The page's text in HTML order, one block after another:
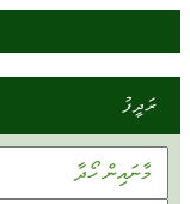
ރަދީފު